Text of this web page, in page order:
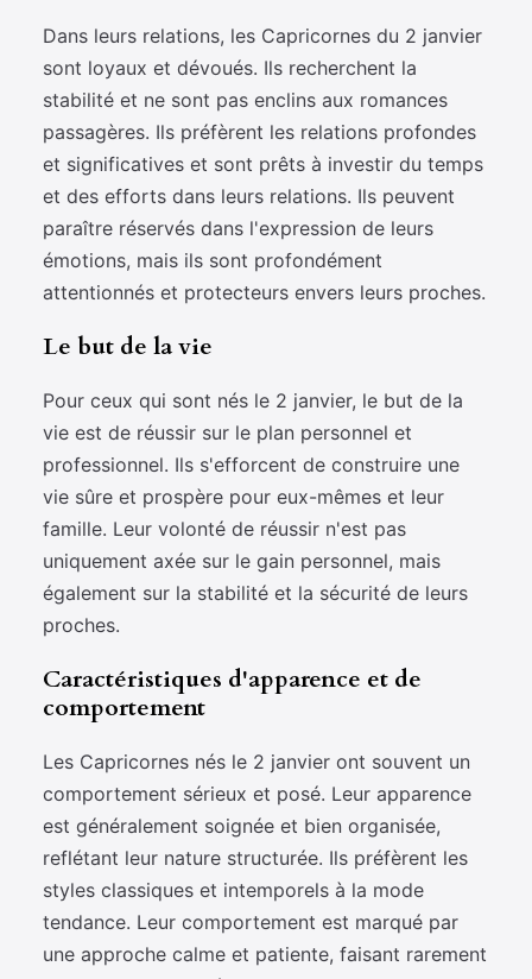
Dans leurs relations, les Capricornes du 2 janvier
sont loyaux et dévoués. Ils recherchent la
stabilité et ne sont pas enclins aux romances
passagères. Ils préfèrent les relations profondes
et significatives et sont prêts à investir du temps
et des efforts dans leurs relations. Ils peuvent
paraître réservés dans l'expression de leurs
émotions, mais ils sont profondément
attentionnés et protecteurs envers leurs proches.
Le but de la vie
Pour ceux qui sont nés le 2 janvier, le but de la
vie est de réussir sur le plan personnel et
professionnel. Ils s'efforcent de construire une
vie sûre et prospère pour eux-mêmes et leur
famille. Leur volonté de réussir n'est pas
uniquement axée sur le gain personnel, mais
également sur la stabilité et la sécurité de leurs
proches.
Caractéristiques d'apparence et de
comportement
Les Capricornes nés le 2 janvier ont souvent un
comportement sérieux et posé. Leur apparence
est généralement soignée et bien organisée,
reflétant leur nature structurée. Ils préfèrent les
styles classiques et intemporels à la mode
tendance. Leur comportement est marqué par
une approche calme et patiente, faisant rarement